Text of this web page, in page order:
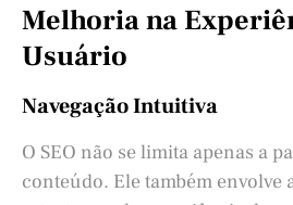
Melhoria na
Usuário
Navegação Intuitiva
O SEO não se limita apenas a
conteúdo. Ele também envolve